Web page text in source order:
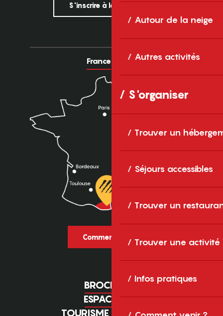
Autour de la neige
Autres activités
S'organiser
Trouver un
Séjours accessibles
Trouver un
Trouver une activité
Infos pratiques
S'inscrire à la newsletter
France Europe
Comment venir ?
BROCHURES
ESPACE PRO
TOURISME D'AFFAIRES